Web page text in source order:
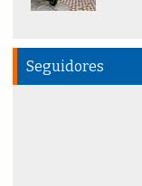
Seguidores